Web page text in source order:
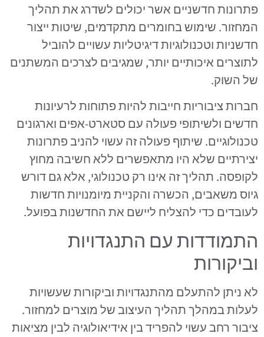
פתרונות חדשניים אשר יכולים לשדרג את תהליך
המחזור. שימוש בחומרים מתקדמים, שיטות ייצור
חדשניות וטכנולוגיות דיגיטליות עשויים להוביל
לתוצרים איכותיים יותר, שמגיבים לצרכים המשתנים
של השוק.
חברות ציבוריות חייבות להיות פתוחות לרעיונות
חדשים ולשיתופי פעולה עם סטארט-אפים וארגונים
טכנולוגיים. שיתוף פעולה זה עשוי להניב פתרונות
יצירתיים שלא היו מתאפשרים ללא חשיבה מחוץ
לקופסה. תהליך זה אינו רק טכנולוגי, אלא גם דורש
גיוס משאבים, הכשרה והקניית מיומנויות חדשות
לעובדים כדי להצליח ליישם את החדשנות בפועל.
התמודדות עם התנגדויות
וביקורות
לא ניתן להתעלם מהתנגדויות וביקורות שעשויות
לעלות במהלך תהליך העיצוב של מוצרים למחזור.
ציבור רחב עשוי להפריד בין אידיאולוגיה לבין מציאות